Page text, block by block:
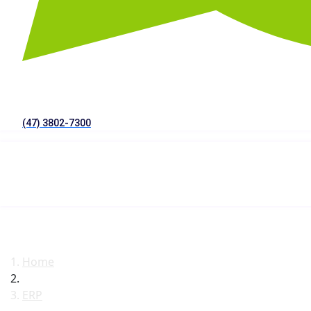
(47) 3802-7300
Home
ERP